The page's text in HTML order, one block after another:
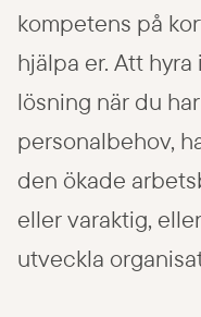
Skapa profil
kompetens på
hjälpa er. Att
lösning när du
personalbehov,
den ökade
eller varaktig,
utveckla